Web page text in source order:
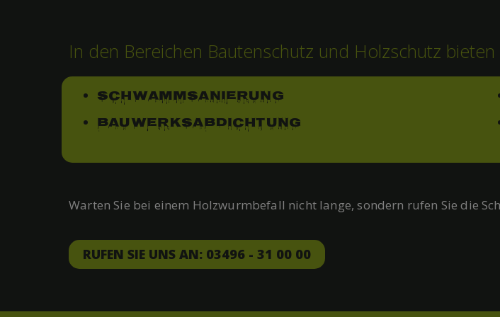
In den Bereichen Bautenschutz und Holzschutz
Schwammsanierung
Bauwerksabdichtung
Warten Sie bei einem Holzwurmbefall nicht lange, sondern rufen Sie die
RUFEN SIE UNS AN: 03496 - 31 00 00